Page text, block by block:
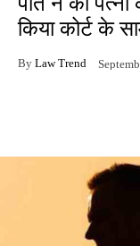
किया कोर्ट के
By Law Trend